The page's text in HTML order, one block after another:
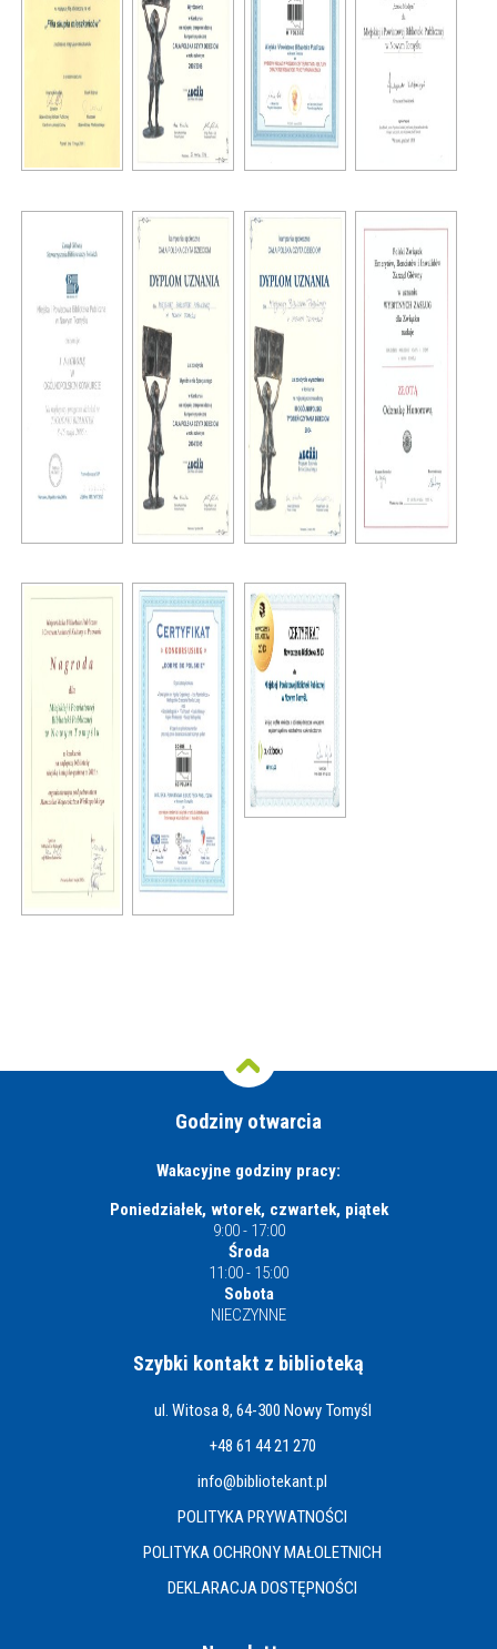
Godziny otwarcia
Wakacyjne godziny pracy:
Poniedziałek, wtorek, czwartek, piątek
9:00 - 17:00
Środa
11:00 - 15:00
Sobota
NIECZYNNE
Szybki kontakt z biblioteką
ul. Witosa 8, 64-300 Nowy Tomyśl
+48 61 44 21 270
info@bibliotekant.pl
POLITYKA PRYWATNOŚCI
POLITYKA OCHRONY MAŁOLETNICH
DEKLARACJA DOSTĘPNOŚCI